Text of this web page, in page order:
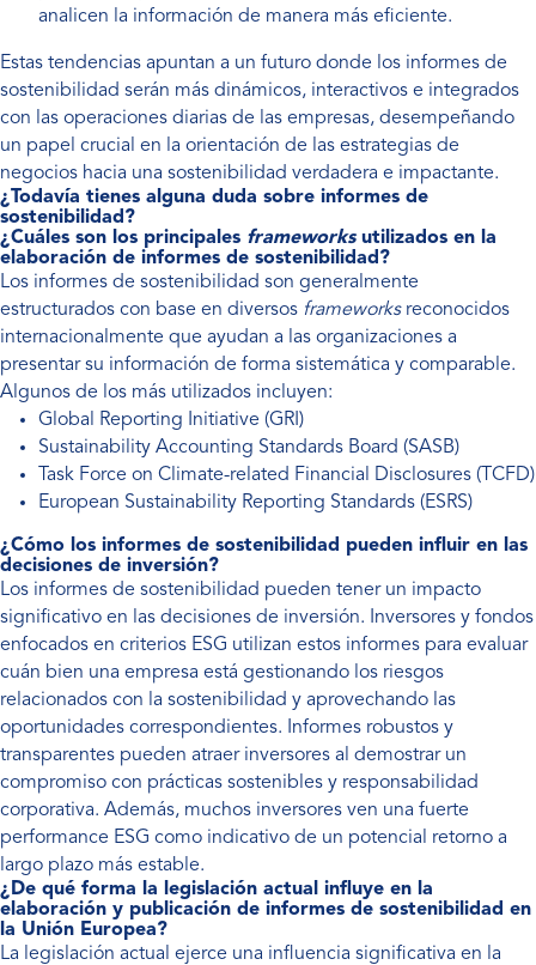
analicen la información de manera más eficiente.
Estas tendencias apuntan a un futuro donde los informes de
sostenibilidad serán más dinámicos, interactivos e integrados
con las operaciones diarias de las empresas, desempeñando
un papel crucial en la orientación de las estrategias de
negocios hacia una sostenibilidad verdadera e impactante.
¿Todavía tienes alguna duda sobre informes de
sostenibilidad?
¿Cuáles son los principales frameworksutilizados en la
elaboración de informes de sostenibilidad?
Los informes de sostenibilidad son generalmente
estructurados con base en diversos frameworks reconocidos
internacionalmente que ayudan a las organizaciones a
presentar su información de forma sistemática y comparable.
Algunos de los más utilizados incluyen:
Global Reporting Initiative (GRI)
Sustainability Accounting Standards Board (SASB)
Task Force on Climate-related Financial Disclosures (TCFD)
European Sustainability Reporting Standards (ESRS)
¿Cómo los informes de sostenibilidad pueden influir en las
decisiones de inversión?
Los informes de sostenibilidad pueden tener un impacto
significativo en las decisiones de inversión. Inversores y fondos
enfocados en criterios ESG utilizan estos informes para evaluar
cuán bien una empresa está gestionando los riesgos
relacionados con la sostenibilidad y aprovechando las
oportunidades correspondientes. Informes robustos y
transparentes pueden atraer inversores al demostrar un
compromiso con prácticas sostenibles y responsabilidad
corporativa. Además, muchos inversores ven una fuerte
performance ESG como indicativo de un potencial retorno a
largo plazo más estable.
¿De qué forma la legislación actual influye en la
elaboración y publicación de informes de sostenibilidad en
la Unión Europea?
La legislación actual ejerce una influencia significativa en la